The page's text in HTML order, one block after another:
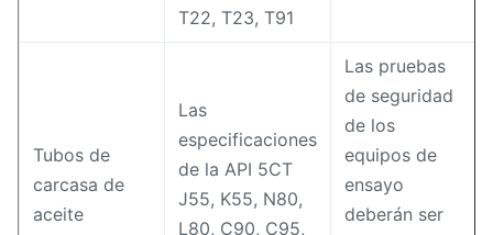
T22, T23, T91
Tubos de
carcasa de
aceite
Las
especificaciones
de la API 5CT
J55, K55, N80,
L80, C90, C95,
Las pruebas
de seguridad
de los
equipos de
ensayo
deberán ser